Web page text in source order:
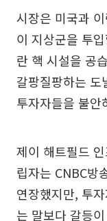
시장은 미국과
이 지상군을 투
란 핵 시설을 공
갈팡질팡하는 도
투자자들을 불안
제이 해트필드
립자는 CNBC방
연장했지만, 투
는 말보다 갈등